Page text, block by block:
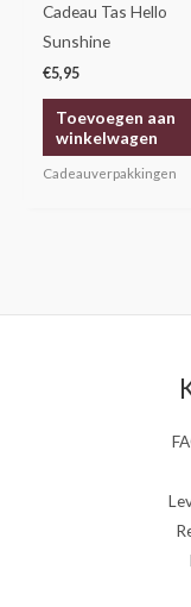
Cadeau Tas Hello
Sunshine
€5,95
Toevoegen aan
winkelwagen
Cadeauverpakkingen